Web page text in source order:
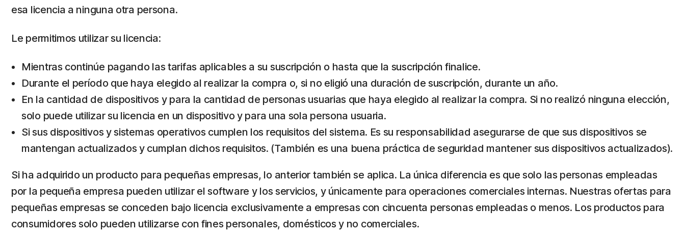
esa licencia a ninguna otra persona.
Le permitimos utilizar su licencia:
Mientras continúe pagando las tarifas aplicables a su suscripción o hasta que la suscripción finalice.
Durante el período que haya elegido al realizar la compra o, si no eligió una duración de suscripción, durante un año.
En la cantidad de dispositivos y para la cantidad de personas usuarias que haya elegido al realizar la compra. Si no realizó ninguna elección,
solo puede utilizar su licencia en un dispositivo y para una sola persona usuaria.
Si sus dispositivos y sistemas operativos cumplen los requisitos del sistema. Es su responsabilidad asegurarse de que sus dispositivos se
mantengan actualizados y cumplan dichos requisitos. (También es una buena práctica de seguridad mantener sus dispositivos actualizados).
Si ha adquirido un producto para pequeñas empresas, lo anterior también se aplica. La única diferencia es que solo las personas empleadas
por la pequeña empresa pueden utilizar el software y los servicios, y únicamente para operaciones comerciales internas. Nuestras ofertas para
pequeñas empresas se conceden bajo licencia exclusivamente a empresas con cincuenta personas empleadas o menos. Los productos para
consumidores solo pueden utilizarse con fines personales, domésticos y no comerciales.